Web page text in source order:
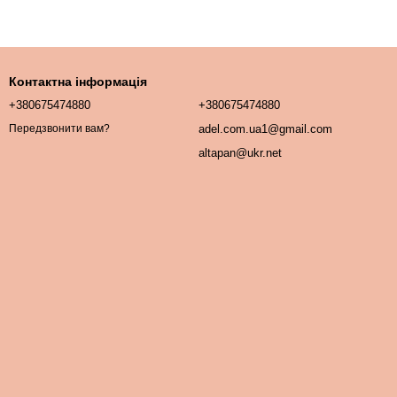
Контактна інформація
+380675474880
Передзвонити вам?
+380675474880
adel.com.ua1@gmail.com
altapan@ukr.net